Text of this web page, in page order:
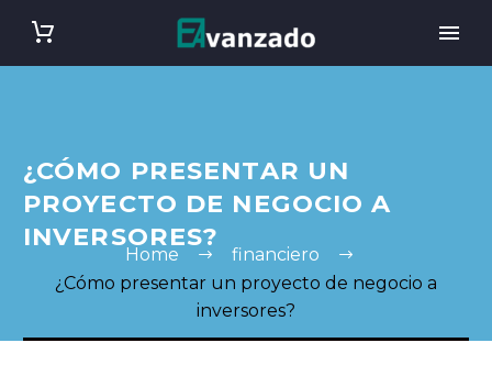
¿CÓMO PRESENTAR UN
PROYECTO DE NEGOCIO A
INVERSORES?
Home
financiero
¿Cómo presentar un proyecto de negocio a
inversores?